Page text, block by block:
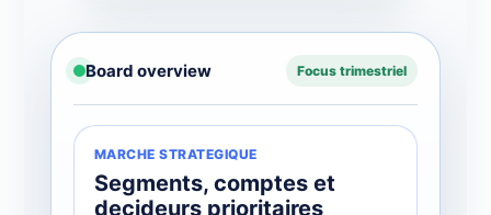
Board overview Focus trimestriel
MARCHE STRATEGIQUE
Segments, comptes et
decideurs prioritaires